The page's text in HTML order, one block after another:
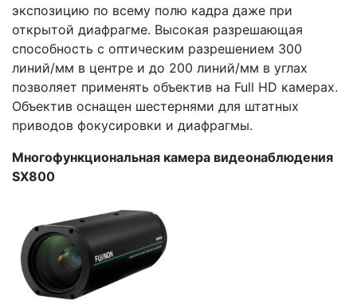
экспозицию по всему полю кадра даже при
открытой диафрагме. Высокая разрешающая
способность с оптическим разрешением 300
линий/мм в центре и до 200 линий/мм в углах
позволяет применять объектив на Full HD камерах.
Объектив оснащен шестернями для штатных
приводов фокусировки и диафрагмы.
Многофункциональная камера видеонаблюдения
SX800